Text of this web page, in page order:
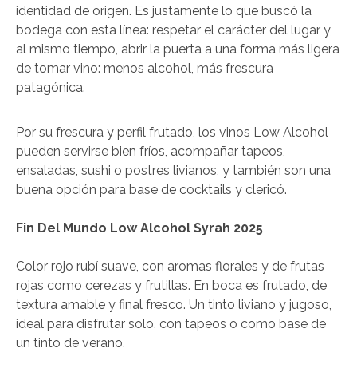
identidad de origen. Es justamente lo que buscó la
bodega con esta línea: respetar el carácter del lugar y,
al mismo tiempo, abrir la puerta a una forma más ligera
de tomar vino: menos alcohol, más frescura
patagónica.
Por su frescura y perfil frutado, los vinos Low Alcohol
pueden servirse bien fríos, acompañar tapeos,
ensaladas, sushi o postres livianos, y también son una
buena opción para base de cocktails y clericó.
Fin Del Mundo Low Alcohol Syrah 2025
Color rojo rubí suave, con aromas florales y de frutas
rojas como cerezas y frutillas. En boca es frutado, de
textura amable y final fresco. Un tinto liviano y jugoso,
ideal para disfrutar solo, con tapeos o como base de
un tinto de verano.